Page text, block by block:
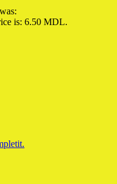
is: 6.50 MDL.